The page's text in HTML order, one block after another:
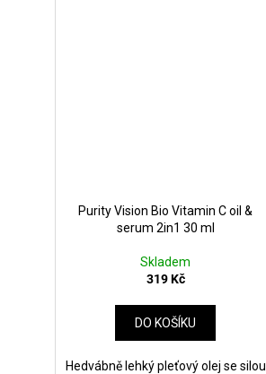
Purity Vision Bio Vitamin C oil &
serum 2in1 30 ml
Skladem
319 Kč
DO KOŠÍKU
Hedvábně lehký pleťový olej se silou